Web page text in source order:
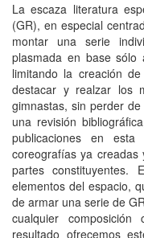
La escaza literatura
(GR), en especial
montar una serie
plasmada en base sólo
limitando la creación
destacar y realzar los
gimnastas, sin perder
una revisión
publicaciones en
coreografías ya
partes constituyentes.
elementos del espacio,
de armar una serie de
cualquier
resultado ofrecemos